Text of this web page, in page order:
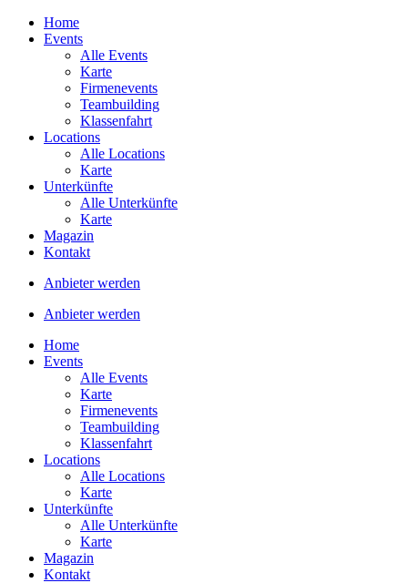
Home
Events
Alle Events
Karte
Firmenevents
Teambuilding
Klassenfahrt
Locations
Alle Locations
Karte
Unterkünfte
Alle Unterkünfte
Karte
Magazin
Kontakt
Anbieter werden
Anbieter werden
Home
Events
Alle Events
Karte
Firmenevents
Teambuilding
Klassenfahrt
Locations
Alle Locations
Karte
Unterkünfte
Alle Unterkünfte
Karte
Magazin
Kontakt